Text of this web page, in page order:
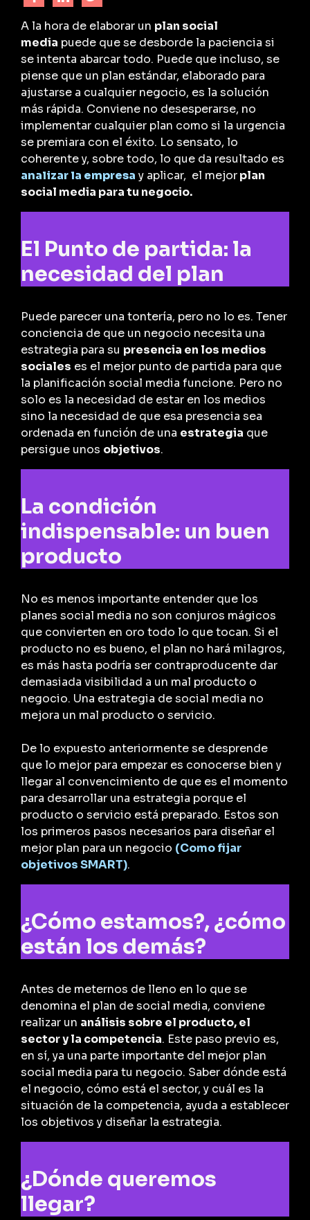
A la hora de elaborar un plan social
media puede que se desborde la paciencia si
se intenta abarcar todo. Puede que incluso, se
piense que un plan estándar, elaborado para
ajustarse a cualquier negocio, es la solución
más rápida. Conviene no desesperarse, no
implementar cualquier plan como si la urgencia
se premiara con el éxito. Lo sensato, lo
coherente y, sobre todo, lo que da resultado es
analizar la empresa y aplicar, el mejorplan
social media para tu negocio.
El Punto de partida: la
necesidad del plan
Puede parecer una tontería, pero no lo es. Tener
conciencia de que un negocio necesita una
estrategia para su presencia en los medios
sociales es el mejor punto de partida para que
la planificación social media funcione. Pero no
solo es la necesidad de estar en los medios
sino la necesidad de que esa presencia sea
ordenada en función de una estrategia que
persigue unos objetivos.
La condición
indispensable: un buen
producto
No es menos importante entender que los
planes social media no son conjuros mágicos
que convierten en oro todo lo que tocan. Si el
producto no es bueno, el plan no hará milagros,
es más hasta podría ser contraproducente dar
demasiada visibilidad a un mal producto o
negocio. Una estrategia de social media no
mejora un mal producto o servicio.
De lo expuesto anteriormente se desprende
que lo mejor para empezar es conocerse bien y
llegar al convencimiento de que es el momento
para desarrollar una estrategia porque el
producto o servicio está preparado. Estos son
los primeros pasos necesarios para diseñar el
mejor plan para un negocio (Como fijar
objetivos SMART).
¿Cómo estamos?, ¿cómo
están los demás?
Antes de meternos de lleno en lo que se
denomina el plan de social media, conviene
realizar un análisis sobre el producto, el
sector y la competencia. Este paso previo es,
en sí, ya una parte importante del mejor plan
social media para tu negocio. Saber dónde está
el negocio, cómo está el sector, y cuál es la
situación de la competencia, ayuda a establecer
los objetivos y diseñar la estrategia.
¿Dónde queremos
llegar?